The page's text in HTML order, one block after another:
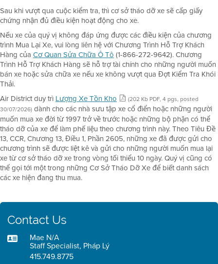
Sau khi vượt qua cuộc kiểm tra, thì cơ sở tháo dỡ xe sẽ cấp giấy
chứng nhận đủ điều kiện hoạt động cho xe.
Nếu xe của quý vị không đáp ứng được các điều kiện của chương
trình Mua Lại Xe, vui lòng liên hệ với Chương Trình Hỗ Trợ Khách
Hàng của Cơ Quan Sửa Chữa Ô Tô(1-866-272-9642). Chương
Trình Hỗ Trợ Khách Hàng sẽ hỗ trợ tài chính cho những người muốn
bán xe hoặc sửa chữa xe nếu xe không vượt qua Đợt Kiểm Tra Khói
Thải.
Air District duy trìLượng Xe Tồn Kho
(202 Kb PDF, 4 pgs, posted
30/07/2026) dành cho các nhà sưu tập xe cổ điển hoặc những người
muốn mua xe đời từ 1997 trở về trước hoặc những bộ phận có thể
tháo dỡ của xe để làm phế liệu theo chương trình này. Theo Tiêu Đề
13, CCR, Chương 13, Điều 1, Phần 2605, những xe đã được gửi cho
chương trình sẽ được liệt kê và gửi cho những người muốn mua lại
xe từ cơ sở tháo dỡ xe trong vòng tối thiểu 10 ngày. Quý vị cũng có
thể gọi tới một trong những Cơ Sở Tháo Dỡ Xe để biết danh sách
các xe hiện đang thu mua.
Contact Us
Mae N/A
Staff Specialist, Pháp Lý
415.749.8775